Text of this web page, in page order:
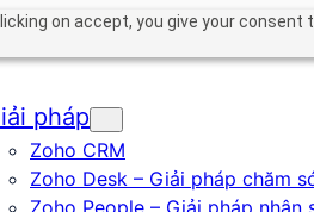
on accept, you give your consent
pháp
Zoho CRM
Zoho Desk – Giải pháp chăm